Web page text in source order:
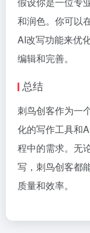
和润色。你可以
AI改写功能来优
编辑和完善。
总结
刺鸟创客作为一
化的写作工具和
程中的需求。无
写，刺鸟创客都
质量和效率。